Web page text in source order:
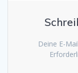
Deine E-